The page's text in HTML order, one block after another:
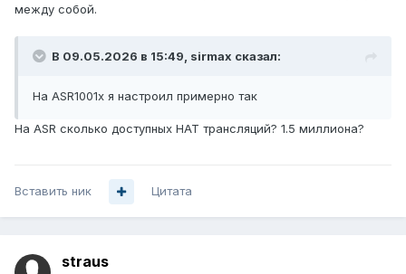
между собой.
В 09.05.2026 в 15:49, sirmax сказал:
На ASR1001x я настроил примерно так
На ASR сколько доступных НАТ трансляций? 1.5 миллиона?
Вставить ник Цитата
straus